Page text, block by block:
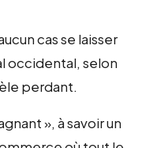
cas se laisser
occidental, selon
perdant.
», à savoir un